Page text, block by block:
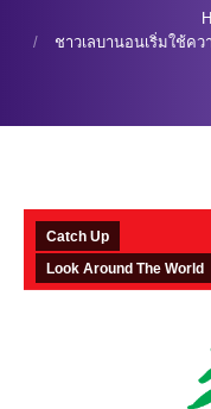
ชาวเลบานอนเริ่มใช้ค
Catch Up
Look Around The World